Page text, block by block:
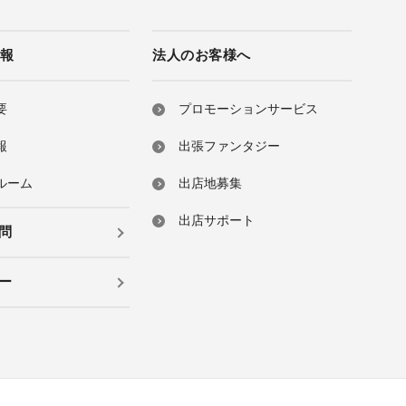
ーム
法人のお客様へ
プロモーションサービス
出張ファンタジー
出店地募集
出店サポート